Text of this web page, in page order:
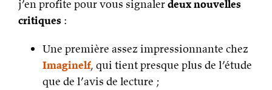
j’en profite pour vous signalerdeux nouvelles
critiques :
Une première assez impressionnante chez
Imaginelf, qui tient presque plus de l’étude
que de l’avis de lecture ;